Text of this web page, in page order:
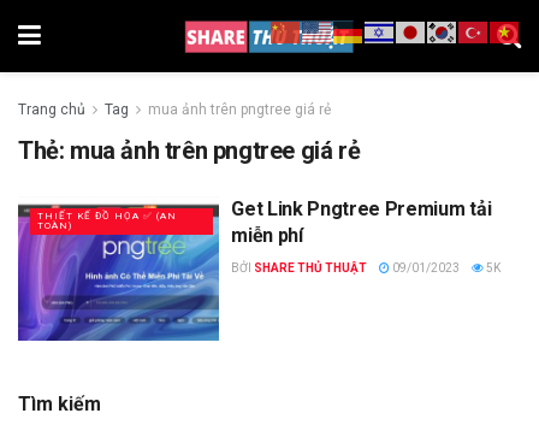
Trang chủ Tag mua ảnh trên pngtree giá rẻ
Thẻ: mua ảnh trên pngtree giá rẻ
THIẾT KẾ ĐỒ HỌA ✅ (AN
TOÀN)
Get Link Pngtree Premium tải
miễn phí
BỞI SHARE THỦ THUẬT 09/01/2023 5K
Tìm kiếm